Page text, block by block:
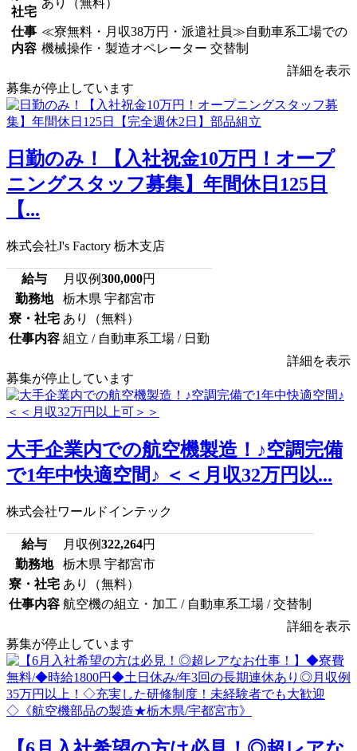
社宅
仕事
内容
≪寮無料・月収38万円・派遣社員≫自動車系工場での
機械操作・製造オペレーター 交替制
詳細を表示
募集が停止しています
日勤のみ！【入社祝金10万円！オープ
ニングスタッフ募集】年間休日125日
【...
株式会社J's Factory 栃木支店
給与 月収例300,000円
勤務地
栃木県 宇都宮市
寮・社宅 あり（無料）
仕事内容 組立 / 自動車系工場 / 日勤
詳細を表示
募集が停止しています
大手企業内での航空機製造！♪空調完備
で1年中快適空間♪ ＜＜月収32万円以...
株式会社ワールドインテック
給与 月収例322,264円
勤務地
栃木県 宇都宮市
寮・社宅 あり（無料）
仕事内容 航空機の組立・加工 / 自動車系工場 / 交替制
詳細を表示
募集が停止しています